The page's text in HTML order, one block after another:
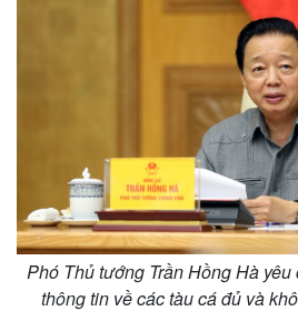
Bất động sản
Khởi nghiệp
Thị
Giá
Tỷ
Giá
Phó Thủ tướng Trần Hồng Hà
thông tin về các tàu cá đủ và